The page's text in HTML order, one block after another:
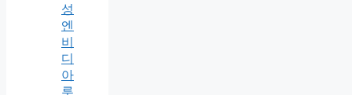
성
엔
비
디
아
루